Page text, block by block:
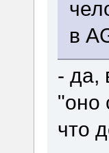
в
- да,
"оно
что